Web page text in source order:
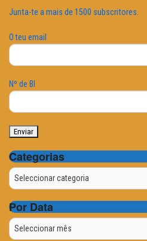
Junta-te a mais de 1500 subscritores.
O teu email
Nº de BI
Categorias
Categorias
Por Data
Por
Data